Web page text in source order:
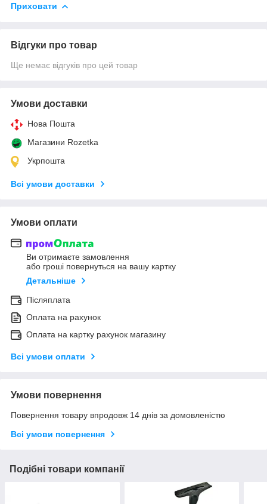
Приховати
Відгуки про товар
Ще немає відгуків про цей товар
Умови доставки
Нова Пошта
Магазини Rozetka
Укрпошта
Всі умови доставки
Умови оплати
Ви отримаєте замовлення
або гроші повернуться на вашу картку
Детальніше
Післяплата
Оплата на рахунок
Оплата на картку рахунок магазину
Всі умови оплати
Умови повернення
Повернення товару впродовж 14 днів за домовленістю
Всі умови повернення
Подібні товари компанії